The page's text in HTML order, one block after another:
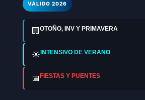
VÁLIDO 2026
🏢 OTOÑO, INV Y PRIMAVERA
☀️INTENSIVO DE VERANO
📅FIESTAS Y PUENTES